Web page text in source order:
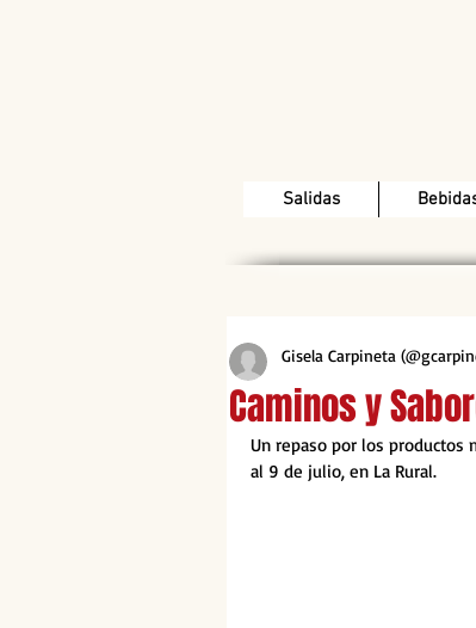
Salidas
Caminos y
Gisela Carpineta
Un repaso por los productos
al 9 de julio, en La Rural.